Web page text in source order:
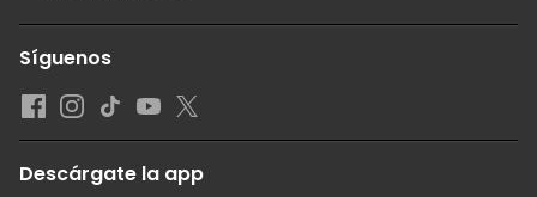
Síguenos
Descárgate la app